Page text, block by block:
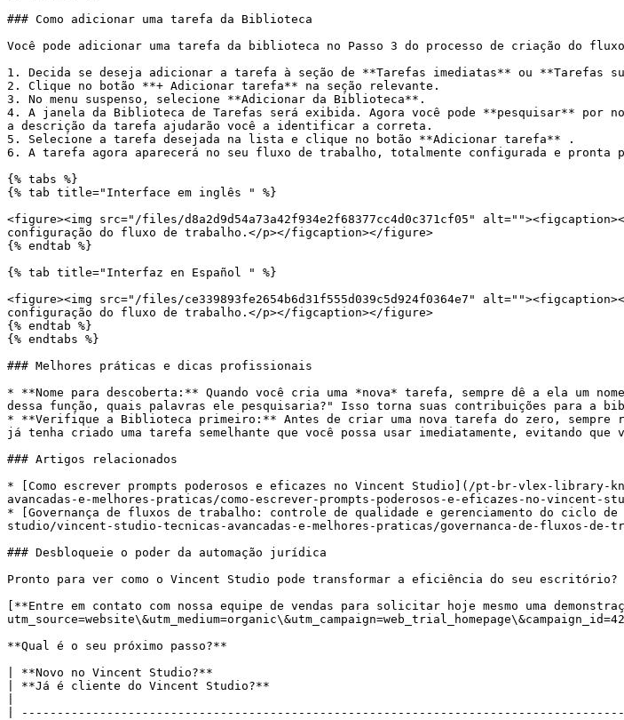
### Como adicionar uma tarefa da Biblioteca
Você pode adicionar uma tarefa da biblioteca no Passo 3 do processo de criação do
1. Decida se deseja adicionar a tarefa à seção de **Tarefas imediatas** ou **Tarefas
2. Clique no botão **+ Adicionar tarefa** na seção relevante.
3. No menu suspenso, selecione **Adicionar da Biblioteca**.
4. A janela da Biblioteca de Tarefas será exibida. Agora você pode **pesquisar**
a descrição da tarefa ajudarão você a identificar a correta.
5. Selecione a tarefa desejada na lista e clique no botão **Adicionar tarefa** .
6. A tarefa agora aparecerá no seu fluxo de trabalho, totalmente configurada e pronta
{% tabs %}
{% tab title="Interface em inglês " %}
<figure><img src="/files/d8a2d9d54a73a42f934e2f68377cc4d0c371cf05"
configuração do fluxo de trabalho.</p></figcaption></figure>
{% endtab %}
{% tab title="Interfaz en Español " %}
<figure><img src="/files/ce339893fe2654b6d31f555d039c5d924f0364e7"
configuração do fluxo de trabalho.</p></figcaption></figure>
{% endtab %}
{% endtabs %}
### Melhores práticas e dicas profissionais
* **Nome para descoberta:** Quando você cria uma *nova* tarefa, sempre dê a ela um
dessa função, quais palavras ele pesquisaria?" Isso torna suas contribuições para a
* **Verifique a Biblioteca primeiro:** Antes de criar uma nova tarefa do zero, sempre
já tenha criado uma tarefa semelhante que você possa usar imediatamente, evitando
### Artigos relacionados
* [Como escrever prompts poderosos e eficazes no Vincent Studio](/pt-br-vlex-library-
avancadas-e-melhores-praticas/como-escrever-prompts-poderosos-e-eficazes-no-vincent-
* [Governança de fluxos de trabalho: controle de qualidade e gerenciamento do ciclo
studio/vincent-studio-tecnicas-avancadas-e-melhores-praticas/governanca-de-fluxos-de-
### Desbloqueie o poder da automação jurídica
Pronto para ver como o Vincent Studio pode transformar a eficiência do seu escritório?
[**Entre em contato com nossa equipe de vendas para solicitar hoje mesmo uma
**Qual é o seu próximo passo?**
| **Novo no Vincent Studio?**
| **Já é cliente do Vincent Studio?**
|